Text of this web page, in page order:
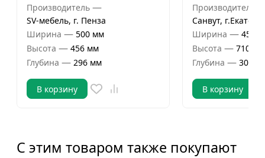
Производитель —
SV-мебель, г. Пенза
Ширина — 500 мм
Высота — 456 мм
Глубина — 296 мм
В корзину
Производитель
Санвут,
Ширина — 450
Высота — 710 мм
Глубина — 300
В корзину
С этим товаром также покупают